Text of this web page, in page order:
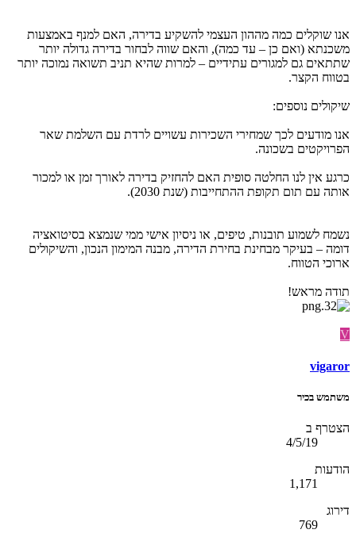
אנו שוקלים כמה מההון העצמי להשקיע בדירה, האם למנף באמצעות
משכנתא (ואם כן – עד כמה), והאם שווה לבחור בדירה גדולה יותר
שתתאים גם למגורים עתידיים – למרות שהיא תניב תשואה נמוכה יותר
בטווח הקצר.
שיקולים נוספים:
אנו מודעים לכך שמחירי השכירות עשויים לרדת עם השלמת שאר
הפרויקטים בשכונה.
כרגע אין לנו החלטה סופית האם להחזיק בדירה לאורך זמן או למכור
אותה עם תום תקופת ההתחייבות (שנת 2030).
נשמח לשמוע תובנות, טיפים, או ניסיון אישי ממי שנמצא בסיטואציה
דומה – בעיקר מבחינת בחירת הדירה, מבנה המימון הנכון, והשיקולים
ארוכי הטווח.
תודה מראש!
V
vigaror
משתמש בכיר
הצטרף ב
4/5/19
הודעות
1,171
דירוג
769